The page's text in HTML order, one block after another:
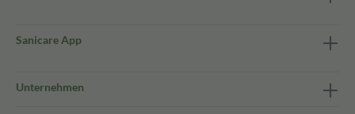
Sanicare App
Unternehmen